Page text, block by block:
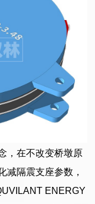
，在不改变桥墩原
减隔震支座参数，
ENERGY